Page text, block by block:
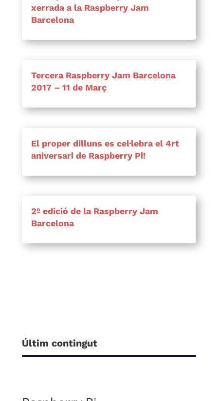
xerrada a la Raspberry Jam
Barcelona
Tercera Raspberry Jam Barcelona
2017 – 11 de Març
El proper dilluns es cel·lebra el 4rt
aniversari de Raspberry Pi!
2º edició de la Raspberry Jam
Barcelona
Últim contingut